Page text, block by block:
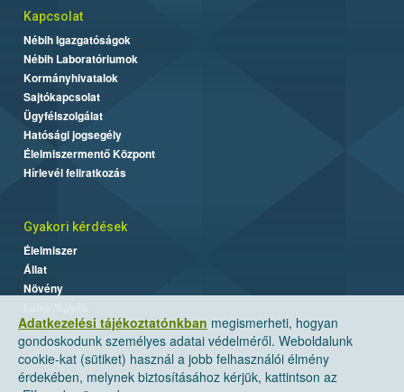
Adatkezelési tájékoztatónkban megismerheti, hogyan
gondoskodunk személyes adatai védelméről. Weboldalunk
cookie-kat (sütiket) használ a jobb felhasználói élmény
érdekében, melynek biztosításához kérjük, kattintson az
Kapcsolat
Nébih Igazgatóságok
Nébih Laboratóriumok
Kormányhivatalok
Sajtókapcsolat
Ügyfélszolgálat
Hatósági jogsegély
Élelmiszermentő Központ
Hírlevél feliratkozás
Gyakori kérdések
Élelmiszer
Állat
Növény